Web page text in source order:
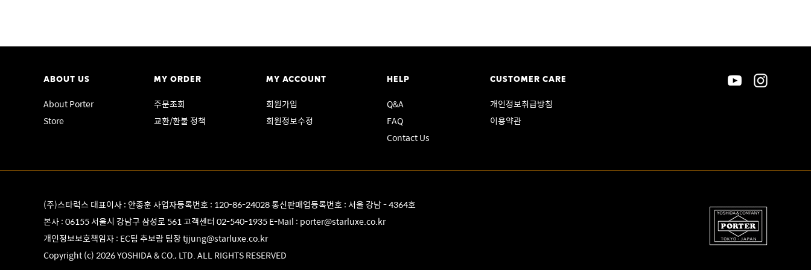
ABOUT US
About Porter
Store
MY ORDER
주문조회
교환/환불 정책
MY ACCOUNT
회원가입
회원정보수정
HELP
Q&A
FAQ
Contact Us
CUSTOMER CARE
개인정보취급방침
이용약관
(주)스타럭스 대표이사 : 안종훈 사업자등록번호 : 120-86-24028 통신판매업등록번호 : 서울 강남 - 4364호
본사 : 06155 서울시 강남구 삼성로 561 고객센터02-540-1935E-Mail : porter@starluxe.co.kr
개인정보보호책임자 : EC팀 추보람 팀장tjjung@starluxe.co.kr
Copyright (c) 2026 YOSHIDA & CO., LTD. ALL RIGHTS RESERVED